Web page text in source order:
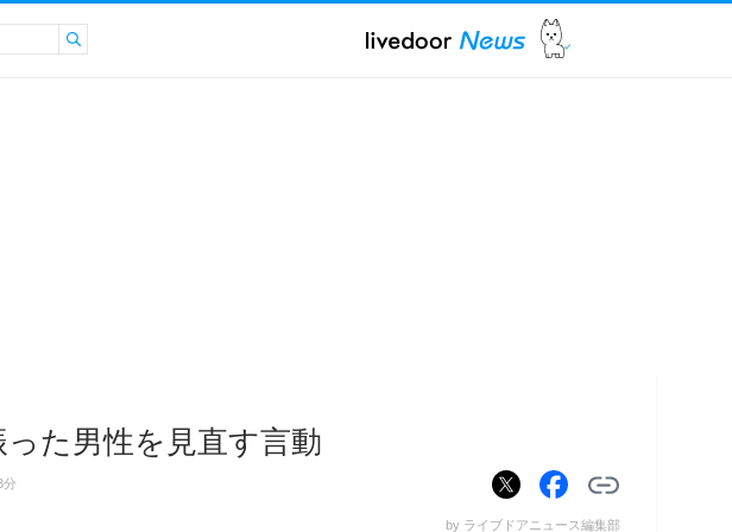
た男性を見直す言動
分
by ライブドアニュース編集部